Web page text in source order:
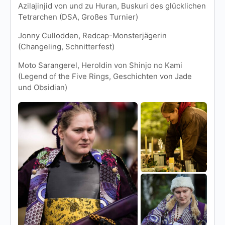
Azilajinjid von und zu Huran, Buskuri des glücklichen
Tetrarchen (DSA, Großes Turnier)
Jonny Cullodden, Redcap-Monsterjägerin
(Changeling, Schnitterfest)
Moto Sarangerel, Heroldin von Shinjo no Kami
(Legend of the Five Rings, Geschichten von Jade
und Obsidian)